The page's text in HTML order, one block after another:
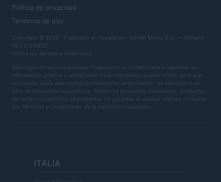
Política de privacidad
Términos de uso
Copyright © 2026 · Publicado en España por AdHub Media S.r.l. — Número
REA 2729933
Todos los derechos reservados
Descargo de responsabilidad: Finanzas24 se compromete a mantener su
información precisa y actualizada. Esta información puede diferir de lo que
ve cuando visita una institución financiera, un proveedor de servicios o un
sitio de productos específicos. Todos los productos financieros, productos
de compra y servicios se presentan sin garantía. Al evaluar ofertas, consulte
los Términos y Condiciones de la institución financiera.
ITALIA